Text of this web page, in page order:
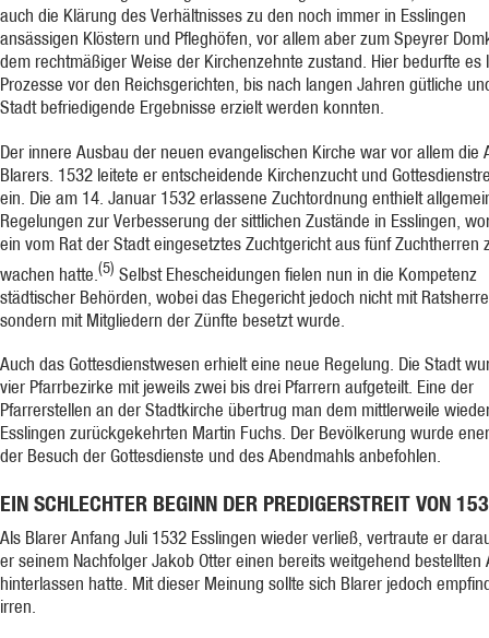
auch die Klärung des Verhältnisses zu den noch immer in Esslingen
ansässigen Klöstern und Pfleghöfen, vor allem aber zum Speyrer
dem rechtmäßiger Weise der Kirchenzehnte zustand. Hier bedurfte es
Prozesse vor den Reichsgerichten, bis nach langen Jahren gütliche
Stadt befriedigende Ergebnisse erzielt werden konnten.
Der innere Ausbau der neuen evangelischen Kirche war vor allem die
Blarers. 1532 leitete er entscheidende Kirchenzucht und
ein. Die am 14. Januar 1532 erlassene Zuchtordnung enthielt
Regelungen zur Verbesserung der sittlichen Zustände in Esslingen,
ein vom Rat der Stadt eingesetztes Zuchtgericht aus fünf Zuchtherren
wachen hatte. (5) Selbst Ehescheidungen fielen nun in die Kompetenz
städtischer Behörden, wobei das Ehegericht jedoch nicht mit
sondern mit Mitgliedern der Zünfte besetzt wurde.
Auch das Gottesdienstwesen erhielt eine neue Regelung. Die Stadt
vier Pfarrbezirke mit jeweils zwei bis drei Pfarrern aufgeteilt. Eine der
Pfarrerstellen an der Stadtkirche übertrug man dem mittlerweile
Esslingen zurückgekehrten Martin Fuchs. Der Bevölkerung wurde
der Besuch der Gottesdienste und des Abendmahls anbefohlen.
EIN SCHLECHTER BEGINN DER PREDIGERSTREIT VON
Als Blarer Anfang Juli 1532 Esslingen wieder verließ, vertraute er
er seinem Nachfolger Jakob Otter einen bereits weitgehend bestellten
hinterlassen hatte. Mit dieser Meinung sollte sich Blarer jedoch
irren.